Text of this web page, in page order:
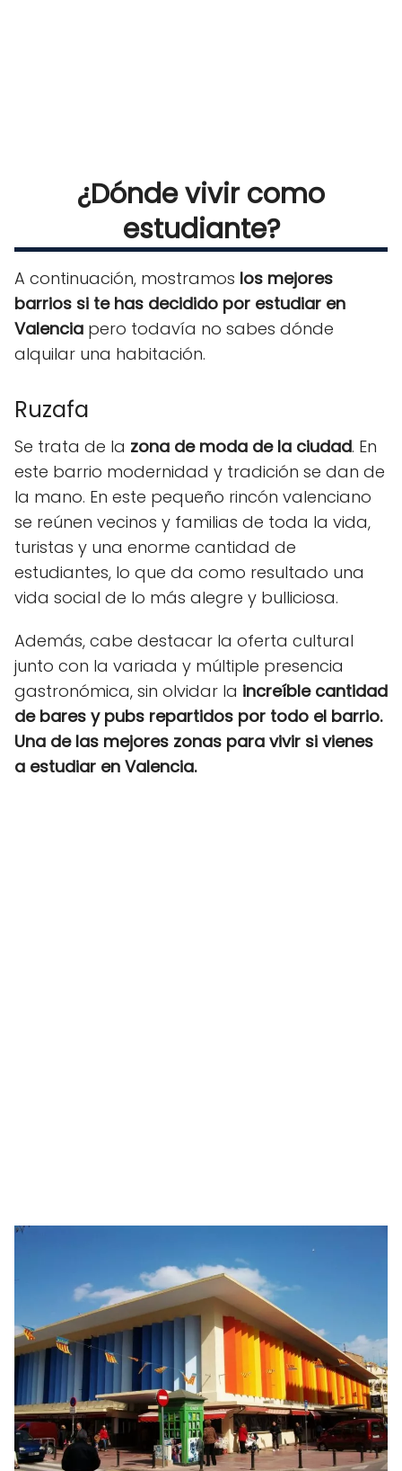
¿Dónde vivir como
estudiante?
A continuación, mostramos los mejores
barrios si te has decidido por estudiar en
Valencia pero todavía no sabes dónde
alquilar una habitación.
Ruzafa
Se trata de la zona de moda de la ciudad. En
este barrio modernidad y tradición se dan de
la mano. En este pequeño rincón valenciano
se reúnen vecinos y familias de toda la vida,
turistas y una enorme cantidad de
estudiantes, lo que da como resultado una
vida social de lo más alegre y bulliciosa.
Además, cabe destacar la oferta cultural
junto con la variada y múltiple presencia
gastronómica, sin olvidar la increíble cantidad
de bares y pubs repartidos por todo el barrio.
Una de las mejores zonas para vivir si vienes
a estudiar en Valencia.